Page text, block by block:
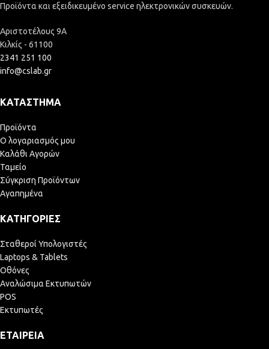
Προϊόντα και εξειδικευμένο service ηλεκτρονικών συσκευών.
Αριστοτέλους 9Α
Κιλκίς - 61100
2341 251 100
info@cslab.gr
ΚΑΤΆΣΤΗΜΑ
Προϊόντα
Ο λογαριασμός μου
Καλάθι Αγορών
Ταμείο
Σύγκριση Προϊόντων
Αγαπημένα
ΚΑΤΗΓΟΡΊΕΣ
Σταθεροί Υπολογιστές
Laptops & Tablets
Οθόνες
Αναλώσιμα Εκτυπωτών
POS
Εκτυπωτές
ΕΤΑΙΡΕΊΑ